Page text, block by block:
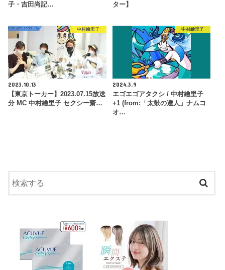
子・吉田尚記…
ター】
中村繪里子
2023.10.13
【東京トーカー】2023.07.15放送
分 MC 中村繪里子 セクシー齋…
中村繪里子
2024.3.9
エゴエゴアタクシ / 中村繪里子
+1 (from:「太鼓の達人」ナムコ
オ…